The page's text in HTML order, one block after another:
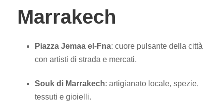
Marrakech
Piazza Jemaa el-Fna: cuore pulsante della città
con artisti di strada e mercati.
Souk di Marrakech: artigianato locale, spezie,
tessuti e gioielli.